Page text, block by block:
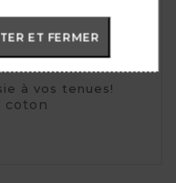
ET FERMER
à vos tenues!
coton